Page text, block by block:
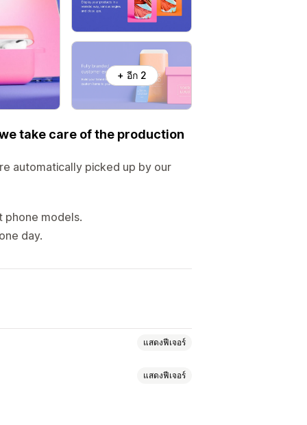
+ อีก 2
take care of the production
automatically picked up by our
phone models.
day.
แสดงฟีเจอร์
แสดงฟีเจอร์